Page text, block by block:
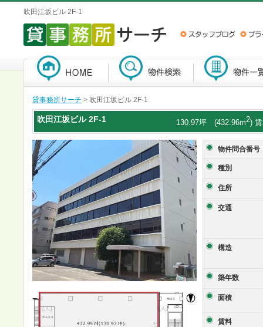
吹田江坂ビル 2F-1
貸事務所サーチ > 吹田江坂ビル 2F-1
吹田江坂ビル2F-1 130.97坪 (432.96m2)
物件問合番号
種別
住所
交通
構造
築年数
面積
賃料